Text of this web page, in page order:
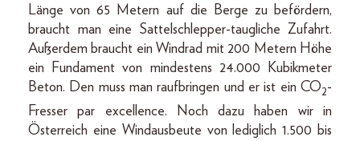
Länge von 65 Metern auf die Berge zu befördern,
braucht man eine Sattelschlepper-taugliche Zufahrt.
Außerdem braucht ein Windrad mit 200 Metern Höhe
ein Fundament von mindestens 24.000 Kubikmeter
Beton. Den muss man raufbringen und er ist ein CO2-
Fresser par excellence. Noch dazu haben wir in
Österreich eine Windausbeute von lediglich 1.500 bis